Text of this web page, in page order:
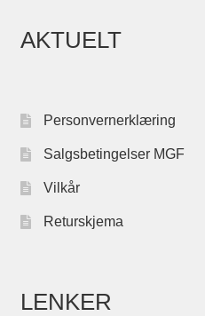
AKTUELT
Personvernerklæring
Salgsbetingelser MGF
Vilkår
Returskjema
LENKER